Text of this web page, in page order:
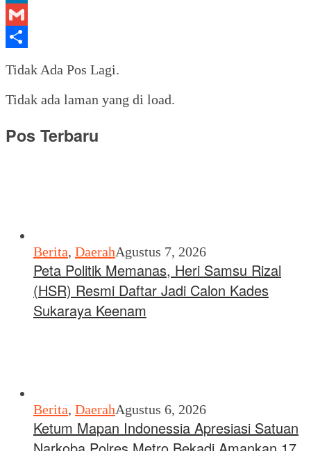
LinkedIn
Gmail
Tidak Ada Pos Lagi.
Tidak ada laman yang di load.
Pos Terbaru
Berita, DaerahAgustus 7, 2026
Peta Politik Memanas, Heri Samsu Rizal
(HSR) Resmi Daftar Jadi Calon Kades
Sukaraya Keenam
Berita, DaerahAgustus 6, 2026
Ketum Mapan Indonessia Apresiasi Satuan